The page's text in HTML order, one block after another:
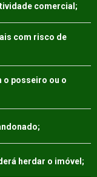
comercial;
com risco de
o posseiro ou o
herdar o imóvel;